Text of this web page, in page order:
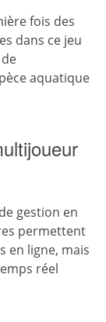
fois des
dans ce jeu
aquatique
gestion en
permettent
en ligne, mais
réel